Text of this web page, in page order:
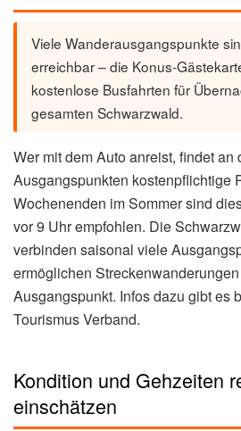
Viele Wanderausgangspunkte
erreichbar – die Konus-
kostenlose Busfahrten für
gesamten Schwarzwald.
Wer mit dem Auto anreist, findet an
Ausgangspunkten kostenpflichtige
Wochenenden im Sommer sind
vor 9 Uhr empfohlen. Die
verbinden saisonal viele
ermöglichen
Ausgangspunkt. Infos dazu gibt es
Tourismus Verband.
Kondition und Gehzeiten
einschätzen